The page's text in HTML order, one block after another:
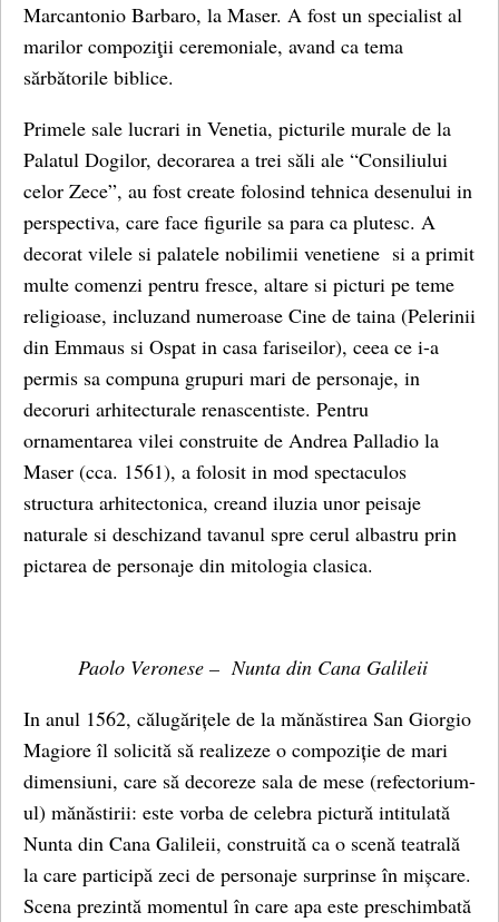
Marcantonio Barbaro, la Maser. A fost un specialist al
marilor compoziţii ceremoniale, avand ca tema
sărbătorile biblice.
Primele sale lucrari in Venetia, picturile murale de la
Palatul Dogilor, decorarea a trei săli ale “Consiliului
celor Zece”, au fost create folosind tehnica desenului in
perspectiva, care face figurile sa para ca plutesc. A
decorat vilele si palatele nobilimii venetiene si a primit
multe comenzi pentru fresce, altare si picturi pe teme
religioase, incluzand numeroase Cine de taina (Pelerinii
din Emmaus si Ospat in casa fariseilor), ceea ce i-a
permis sa compuna grupuri mari de personaje, in
decoruri arhitecturale renascentiste. Pentru
ornamentarea vilei construite de Andrea Palladio la
Maser (cca. 1561), a folosit in mod spectaculos
structura arhitectonica, creand iluzia unor peisaje
naturale si deschizand tavanul spre cerul albastru prin
pictarea de personaje din mitologia clasica.
Paolo Veronese – Nunta din Cana Galileii
In anul 1562, călugărițele de la mănăstirea San Giorgio
Magiore îl solicită să realizeze o compoziție de mari
dimensiuni, care să decoreze sala de mese (refectorium-
ul) mănăstirii: este vorba de celebra pictură intitulată
Nunta din Cana Galileii, construită ca o scenă teatrală
la care participă zeci de personaje surprinse în mișcare.
Scena prezintă momentul în care apa este preschimbată